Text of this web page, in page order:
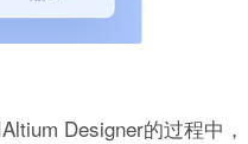
Designer的过程中，